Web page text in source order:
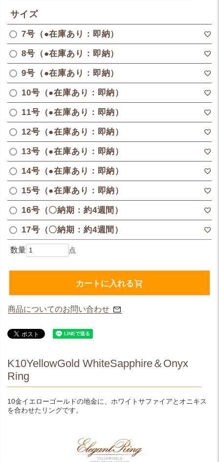
サイズ
7号（●在庫あり：即納）
8号（●在庫あり：即納）
9号（●在庫あり：即納）
10号（●在庫あり：即納）
11号（●在庫あり：即納）
12号（●在庫あり：即納）
13号（●在庫あり：即納）
14号（●在庫あり：即納）
15号（●在庫あり：即納）
16号（〇納期：約4週間）
17号（〇納期：約4週間）
カートに入れる
商品についてのお問い合わせ
K10YellowGold WhiteSapphire＆Onyx
Ring
10金イエローゴールドの地金に、ホワイトサファイアとオニキス
を合わせたリングです。